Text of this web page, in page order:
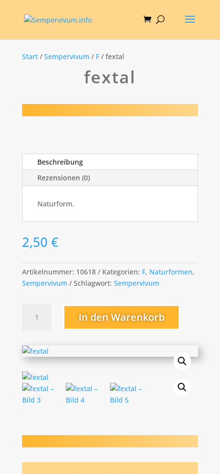
Start/ Sempervivum / F/ fextal
fextal
Beschreibung
Rezensionen (0)
Naturform.
2,50 €
Artikelnummer: 10618 Kategorien: F, Naturformen,
Sempervivum
Schlagwort: Sempervivum
Menge
In den Warenkorb